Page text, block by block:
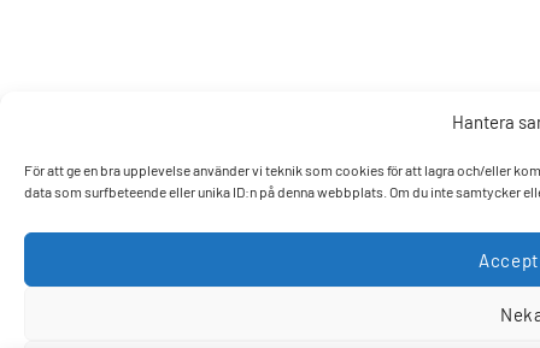
Hantera
För att ge en bra upplevelse använder vi teknik som cookies för att lagra och/eller
data som surfbeteende eller unika ID:n på denna webbplats. Om du inte samtycker